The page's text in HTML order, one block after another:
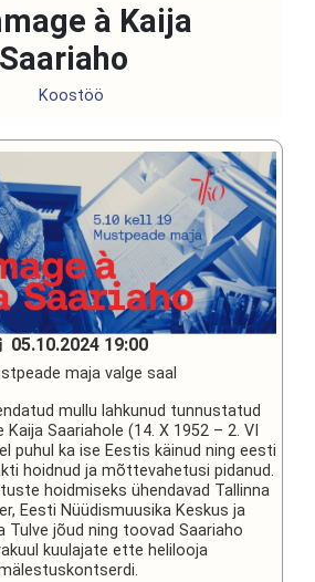
à Kaija
Saariaho
Koostöö
05.10.2024 19:00
maja valge saal
mullu lahkunud tunnustatud
Saariahole (14. X 1952 – 2. VI
puhul ka ise Eestis käinud ning eesti
hoidnud ja mõttevahetusi pidanud.
hoidmiseks ühendavad Tallinna
Eesti Nüüdismuusika Keskus ja
Tulve jõud ning toovad Saariaho
kuulajate ette helilooja